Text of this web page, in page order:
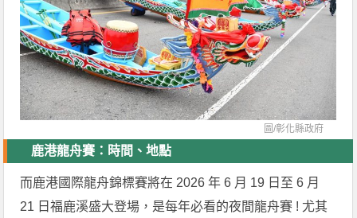
圖/彰化縣政府
鹿港龍舟賽：時間、地點
而鹿港國際龍舟錦標賽將在 2026 年 6 月 19 日至 6 月
21 日福鹿溪盛大登場，是每年必看的夜間龍舟賽 ! 尤其